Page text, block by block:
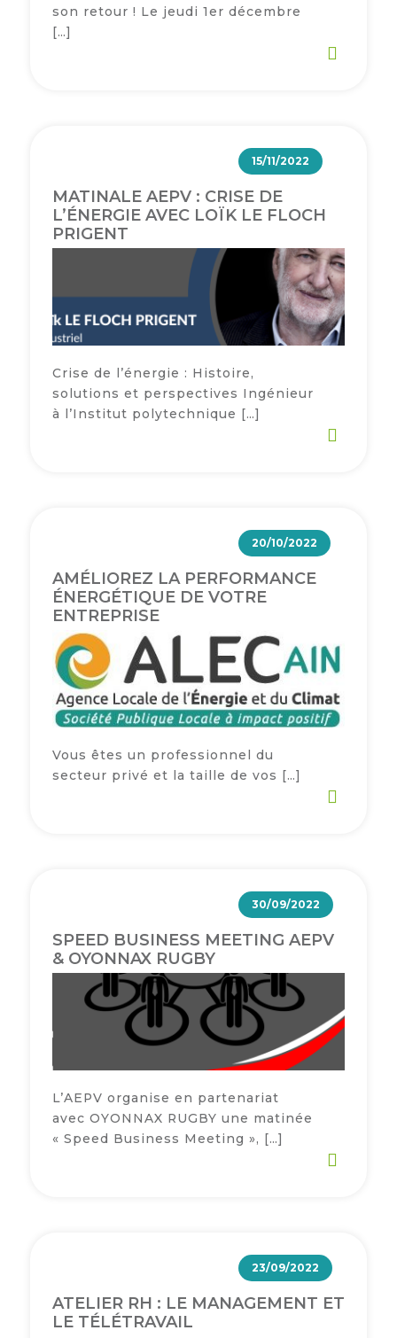
son retour ! Le jeudi 1er décembre
[…]
15/11/2022
MATINALE AEPV : CRISE DE
L’ÉNERGIE AVEC LOÏK LE FLOCH
PRIGENT
Crise de l’énergie : Histoire,
solutions et perspectives Ingénieur
à l’Institut polytechnique […]
20/10/2022
AMÉLIOREZ LA PERFORMANCE
ÉNERGÉTIQUE DE VOTRE
ENTREPRISE
Vous êtes un professionnel du
secteur privé et la taille de vos […]
30/09/2022
SPEED BUSINESS MEETING AEPV
& OYONNAX RUGBY
L’AEPV organise en partenariat
avec OYONNAX RUGBY une matinée
« Speed Business Meeting », […]
23/09/2022
ATELIER RH : LE MANAGEMENT ET
LE TÉLÉTRAVAIL